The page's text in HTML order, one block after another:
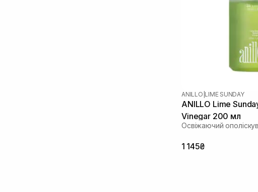
ANILLO LIME SUNDAY
ANILLO Lime
Vinegar 200 мл
Освіжаючий
1 145₴